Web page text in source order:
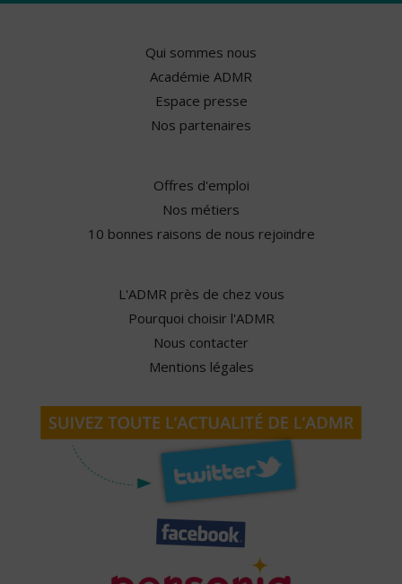
Qui sommes nous
Académie ADMR
Espace presse
Nos partenaires
Offres d'emploi
Nos métiers
10 bonnes raisons de nous rejoindre
L'ADMR près de chez vous
Pourquoi choisir l'ADMR
Nous contacter
Mentions légales